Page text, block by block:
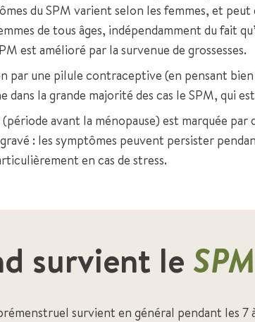
du SPM varient selon les femmes, et
de tous âges, indépendamment du fait
est amélioré par la survenue de grossesses.
par une pilule contraceptive (en pensant
dans la grande majorité des cas le SPM, qui
avant la ménopause) est marquée
: les symptômes peuvent persister
en cas de stress.
survient le SPM
survient en général pendant les 7